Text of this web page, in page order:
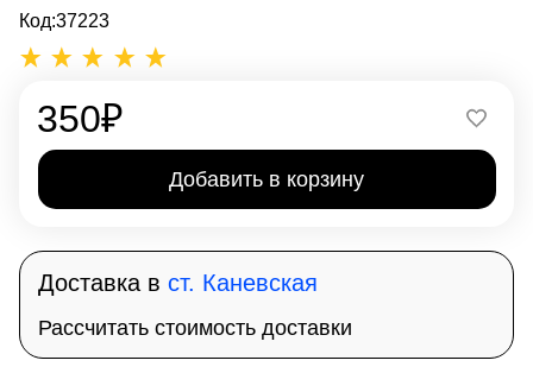
Код:37223
350₽
Добавить в корзину
Доставка в ст. Каневская
Рассчитать стоимость доставки